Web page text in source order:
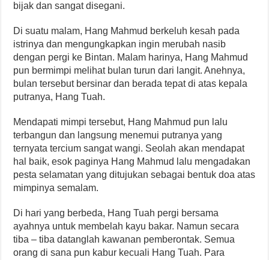
bijak dan sangat disegani.
Di suatu malam, Hang Mahmud berkeluh kesah pada
istrinya dan mengungkapkan ingin merubah nasib
dengan pergi ke Bintan. Malam harinya, Hang Mahmud
pun bermimpi melihat bulan turun dari langit. Anehnya,
bulan tersebut bersinar dan berada tepat di atas kepala
putranya, Hang Tuah.
Mendapati mimpi tersebut, Hang Mahmud pun lalu
terbangun dan langsung menemui putranya yang
ternyata tercium sangat wangi. Seolah akan mendapat
hal baik, esok paginya Hang Mahmud lalu mengadakan
pesta selamatan yang ditujukan sebagai bentuk doa atas
mimpinya semalam.
Di hari yang berbeda, Hang Tuah pergi bersama
ayahnya untuk membelah kayu bakar. Namun secara
tiba – tiba datanglah kawanan pemberontak. Semua
orang di sana pun kabur kecuali Hang Tuah. Para